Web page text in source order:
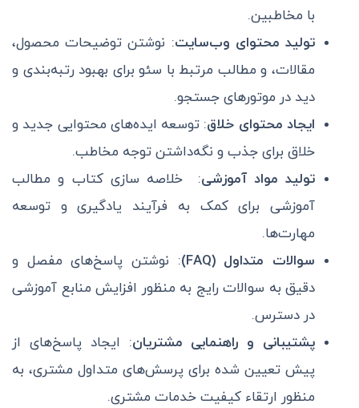
با مخاطبین.
تولید محتوای وب‌سایت: نوشتن توضیحات محصول،
مقالات، و مطالب مرتبط با سئو برای بهبود رتبه‌بندی و
دید در موتورهای جستجو.
ایجاد محتوای خلاق: توسعه ایده‌های محتوایی جدید و
خلاق برای جذب و نگه‌داشتن توجه مخاطب.
تولید مواد آموزشی: خلاصه‌ سازی کتاب و مطالب
آموزشی برای کمک به فرآیند یادگیری و توسعه
مهارت‌ها.
سوالات متداول (FAQ)
: نوشتن پاسخ‌های مفصل و
دقیق به سوالات رایج به منظور افزایش منابع آموزشی
در دسترس.
پشتیبانی و راهنمایی مشتریان: ایجاد پاسخ‌های از
پیش تعیین شده برای پرسش‌های متداول مشتری، به
منظور ارتقاء کیفیت خدمات مشتری.